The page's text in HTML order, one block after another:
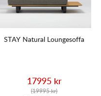
STAY Natural Loungesoffa
17995 kr
(19995 kr)